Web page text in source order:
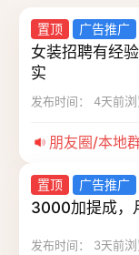
置顶 广告推广
女装招聘有经
实
发布时间： 4天前
朋友圈/本地
置顶 广告推广
3000加提成，
发布时间： 3天前